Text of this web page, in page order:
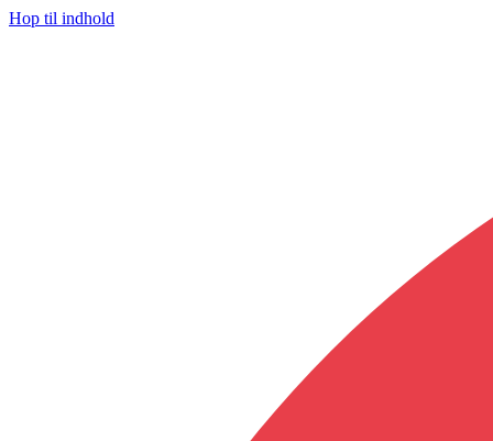
Hop til indhold